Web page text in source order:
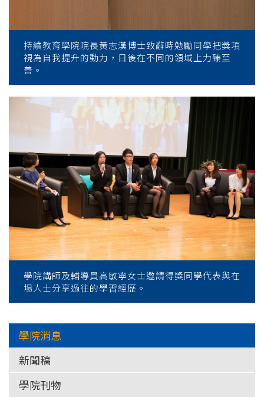
持續教育學院院長黃志漢博士致辭時勉勵同學把獎項
視為自我提升的動力，日後在不同的領域上力臻至
善。
學院講師及輔導員高敏寧女士邀請得獎同學代表與在
場人士分享過往的學習經歷。
學院消息
新聞稿
學院刊物